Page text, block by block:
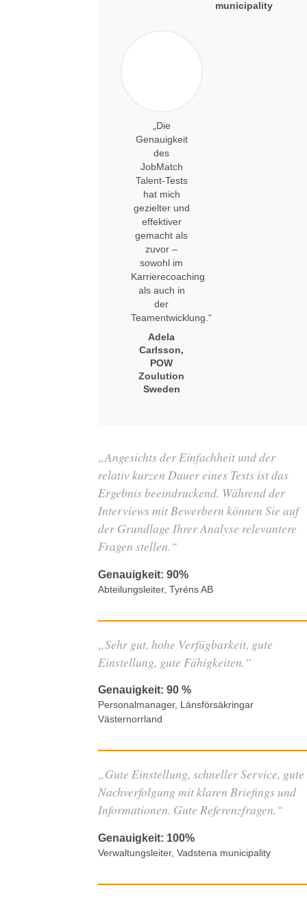
municipality
„Die
Genauigkeit
des
JobMatch
Talent-Tests
hat mich
gezielter und
effektiver
gemacht als
zuvor –
sowohl im
Karrierecoaching
als auch in
der
Teamentwicklung.“
Adela
Carlsson,
POW
Zoulution
Sweden
„Angesichts der Einfachheit und der
relativ kurzen Dauer eines Tests ist das
Ergebnis beeindruckend. Während der
Interviews mit Bewerbern können Sie auf
der Grundlage Ihrer Analyse relevantere
Fragen stellen.“
Genauigkeit: 90%
Abteilungsleiter, Tyréns AB
„Sehr gut, hohe Verfügbarkeit, gute
Einstellung, gute Fähigkeiten.“
Genauigkeit: 90 %
Personalmanager, Länsförsäkringar
Västernorrland
„Gute Einstellung, schneller Service, gute
Nachverfolgung mit klaren Briefings und
Informationen. Gute Referenzfragen.“
Genauigkeit: 100%
Verwaltungsleiter, Vadstena municipality